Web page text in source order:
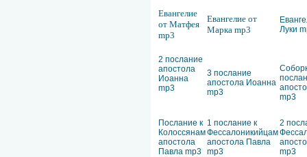
Евангелие
от Матфея
mp3
Евангелие от
Марка mp3
Луки
2 послание
апостола
Иоанна
mp3
3 послание
апостола Иоанна
mp3
mp3
Послание к
Колоссянам
апостола
Павла mp3
1 послание к
Фессалоникийцам
апостола Павла
mp3
2
mp3